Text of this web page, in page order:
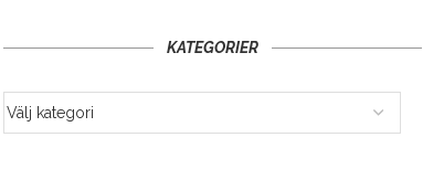
KATEGORIER